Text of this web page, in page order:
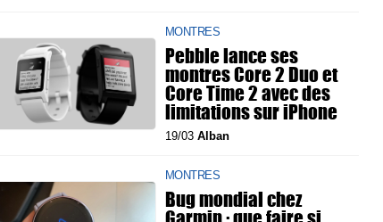
MONTRES
Pebble lance ses
montres Core 2 Duo et
Core Time 2 avec des
limitations sur iPhone
19/03 Alban
MONTRES
Bug mondial chez